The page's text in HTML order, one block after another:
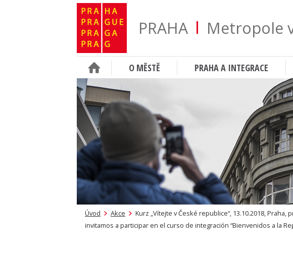
PRAHA Metropole
O MĚSTĚ PRAHA A INTEGRACE
Úvod Akce
Kurz „Vítejte v České republice“, 13.10.2018, Praha,
invitamos a participar en el curso de integración “Bienvenidos a la